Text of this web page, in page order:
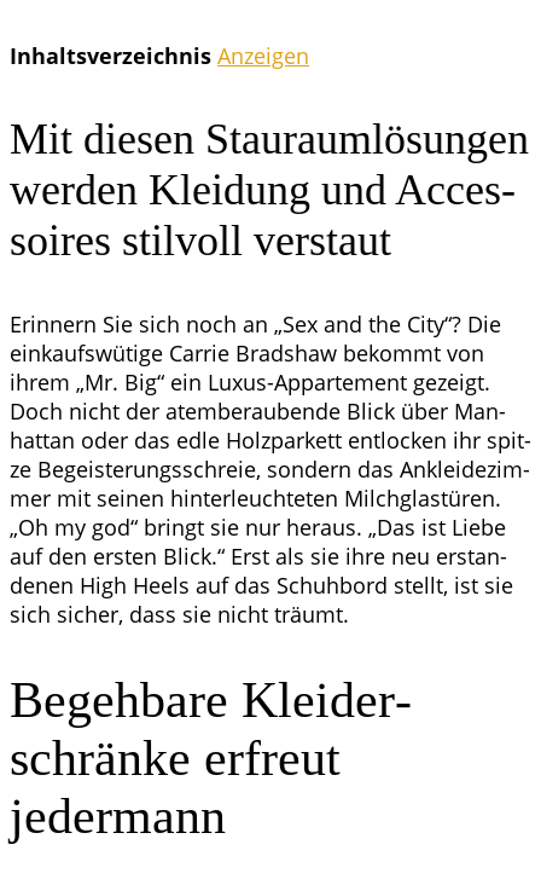
Inhalts­ver­zeich­nis Anzei­gen
Mit die­sen Stau­raum­lö­sun­gen
wer­den Klei­dung und Acces­
soires stil­voll verstaut
Erin­nern Sie sich noch an „Sex and the City“? Die
ein­kaufs­wü­ti­ge Car­rie Brad­shaw bekommt von
ihrem „Mr. Big“ ein Luxus-Appar­te­ment gezeigt.
Doch nicht der atem­be­rau­ben­de Blick über Man­
hat­tan oder das edle Holz­par­kett ent­lo­cken ihr spit­
ze Begeis­te­rungs­schreie, son­dern das Anklei­de­zim­
mer mit sei­nen hin­ter­leuch­te­ten Milch­glas­tü­ren.
„Oh my god“ bringt sie nur her­aus. „Das ist Lie­be
auf den ers­ten Blick.“ Erst als sie ihre neu erstan­
de­nen High Heels auf das Schuh­bord stellt, ist sie
sich sicher, dass sie nicht träumt.
Begeh­ba­re Klei­der­
schrän­ke erfreut
jedermann